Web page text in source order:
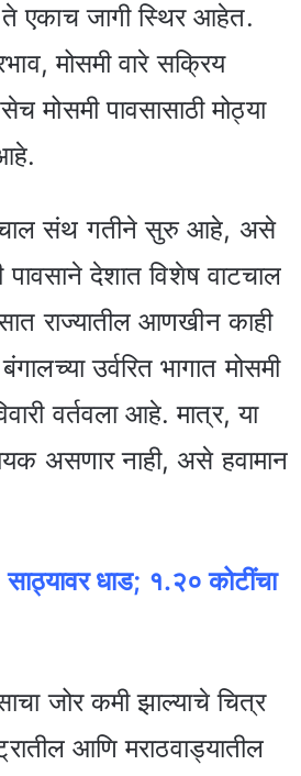
एकाच जागी स्थिर आहेत.
मोसमी वारे सक्रिय
मोसमी पावसासाठी मोठ्या
संथ गतीने सुरु आहे, असे
पावसाने देशात विशेष वाटचाल
राज्यातील आणखीन काही
उर्वरित भागात मोसमी
वर्तवला आहे. मात्र, या
असणार नाही, असे हवामान
साठ्यावर धाड; १.२० कोटींचा
जोर कमी झाल्याचे चित्र
आणि मराठवाड्यातील